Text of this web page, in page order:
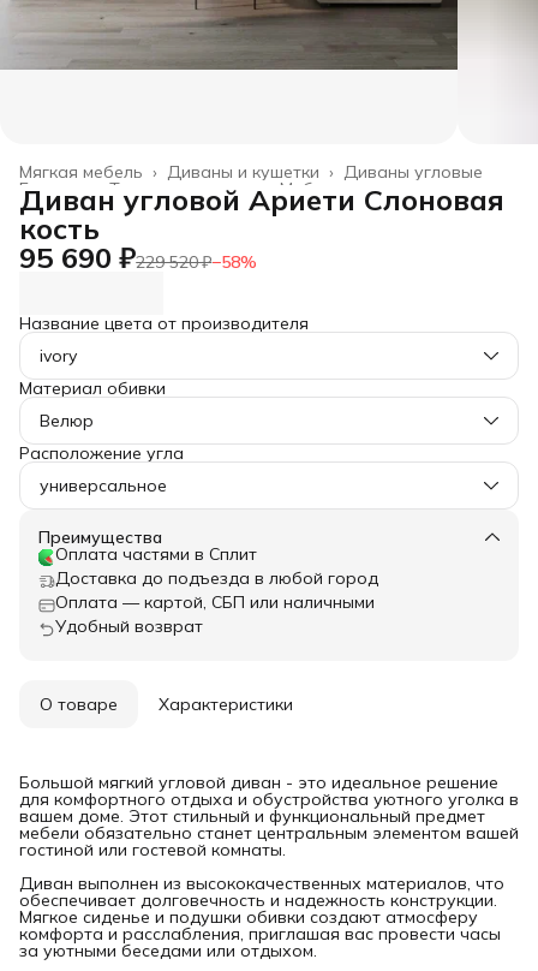
Диваны угловые
Диваны и кушетки ›
Мягкая мебель ›
Мебель
Товары для дома
Главная
Диван угловой Ариети Слоновая
кость
95 690 ₽229 520 ₽−58%
Название цвета от производителя
ivory
Материал обивки
Велюр
Расположение угла
универсальное
Преимущества
Оплата частями в Сплит
Доставка до подъезда в любой город
Оплата — картой, СБП или наличными
Удобный возврат
О товаре Характеристики
Большой мягкий угловой диван - это идеальное решение
для комфортного отдыха и обустройства уютного уголка в
вашем доме. Этот стильный и функциональный предмет
мебели обязательно станет центральным элементом вашей
гостиной или гостевой комнаты.
Диван выполнен из высококачественных материалов, что
обеспечивает долговечность и надежность конструкции.
Мягкое сиденье и подушки обивки создают атмосферу
комфорта и расслабления, приглашая вас провести часы
за уютными беседами или отдыхом.